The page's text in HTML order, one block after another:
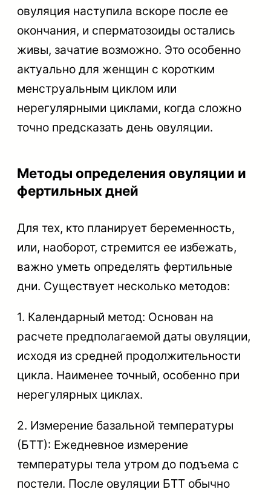
овуляция наступила вскоре после ее
окончания, и сперматозоиды остались
живы, зачатие возможно. Это особенно
актуально для женщин с коротким
менструальным циклом или
нерегулярными циклами, когда сложно
точно предсказать день овуляции.
Методы определения овуляции и
фертильных дней
Для тех, кто планирует беременность,
или, наоборот, стремится ее избежать,
важно уметь определять фертильные
дни. Существует несколько методов:
1. Календарный метод: Основан на
расчете предполагаемой даты овуляции,
исходя из средней продолжительности
цикла. Наименее точный, особенно при
нерегулярных циклах.
2. Измерение базальной температуры
(БТТ): Ежедневное измерение
температуры тела утром до подъема с
постели. После овуляции БТТ обычно